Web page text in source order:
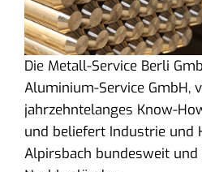
Die Metall-Service Berli
Aluminium-Service GmbH,
jahrzehntelanges Know-
und beliefert Industrie und
Alpirsbach bundesweit und